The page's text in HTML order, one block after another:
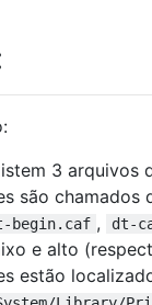
3 arquivos
são chamados
begin.caf , dt-
e alto
estão